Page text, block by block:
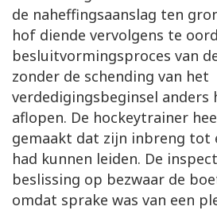
de naheffingsaanslag ten
hof diende vervolgens te
besluitvormingsproces van
zonder de schending van het
verdedigingsbeginsel anders
aflopen. De hockeytrainer
gemaakt dat zijn inbreng tot
had kunnen leiden. De
beslissing op bezwaar de
omdat sprake was van een